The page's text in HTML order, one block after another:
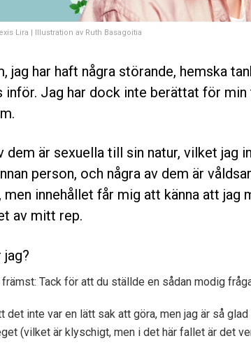
Lira | Illustration av Ruth Basagoitia
jag har haft några störande, hemska
inför. Jag har dock inte berättat för
dem är sexuella till sin natur, vilket jag
person, och några av dem är
men innehållet får mig att känna att jag
av mitt rep.
jag?
Tack för att du ställde en sådan modig
det inte var en lätt sak att göra, men jag är så
(vilket är klyschigt, men i det här fallet är det